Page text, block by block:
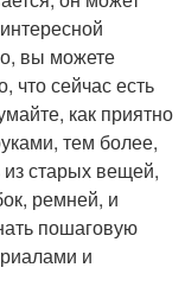
вы можете
что сейчас есть
как приятно
тем более,
из старых вещей,
ремней, и
пошаговую
и